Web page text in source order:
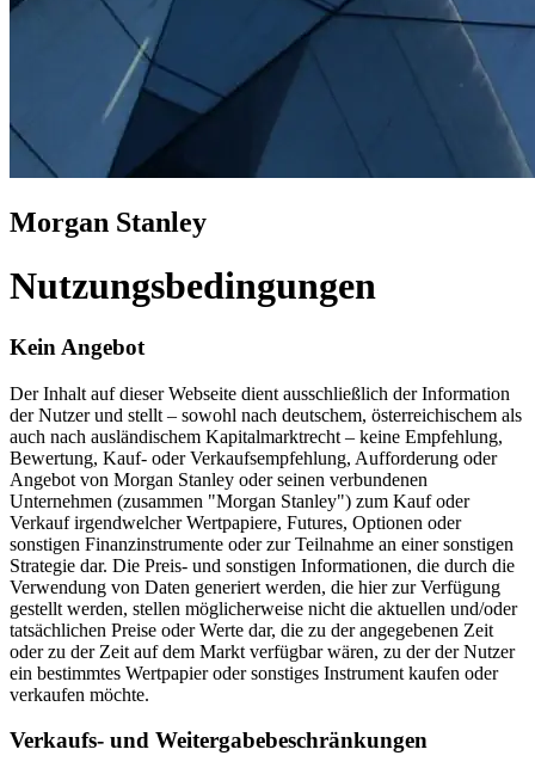
Morgan Stanley
Nutzungsbedingungen
Kein Angebot
Der Inhalt auf dieser Webseite dient ausschließlich der Information
der Nutzer und stellt – sowohl nach deutschem, österreichischem als
auch nach ausländischem Kapitalmarktrecht – keine Empfehlung,
Bewertung, Kauf- oder Verkaufsempfehlung, Aufforderung oder
Angebot von Morgan Stanley oder seinen verbundenen
Unternehmen (zusammen "Morgan Stanley") zum Kauf oder
Verkauf irgendwelcher Wertpapiere, Futures, Optionen oder
sonstigen Finanzinstrumente oder zur Teilnahme an einer sonstigen
Strategie dar. Die Preis- und sonstigen Informationen, die durch die
Verwendung von Daten generiert werden, die hier zur Verfügung
gestellt werden, stellen möglicherweise nicht die aktuellen und/oder
tatsächlichen Preise oder Werte dar, die zu der angegebenen Zeit
oder zu der Zeit auf dem Markt verfügbar wären, zu der der Nutzer
ein bestimmtes Wertpapier oder sonstiges Instrument kaufen oder
verkaufen möchte.
Verkaufs- und Weitergabebeschränkungen